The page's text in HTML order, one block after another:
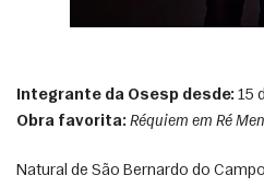
Integrante da Osesp desde: 15
Obra favorita: Réquiem em Ré
Natural de São Bernardo do